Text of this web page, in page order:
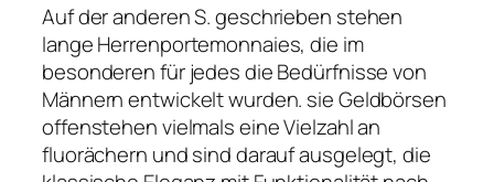
Auf der anderen S. geschrieben stehen
lange Herrenportemonnaies, die im
besonderen für jedes die Bedürfnisse von
Männern entwickelt wurden. sie Geldbörsen
offenstehen vielmals eine Vielzahl an
fluorächern und sind darauf ausgelegt, die